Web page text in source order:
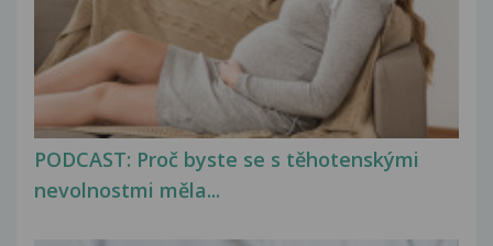
PODCAST: Proč byste se s těhotenskými
nevolnostmi měla...